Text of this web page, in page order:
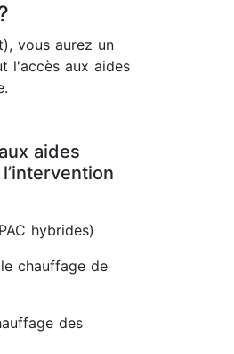
vous aurez un
l'accès aux aides
aides
hybrides)
chauffage de
des